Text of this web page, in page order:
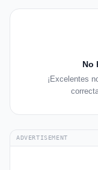
No
¡Excelentes
ADVERTISEMENT